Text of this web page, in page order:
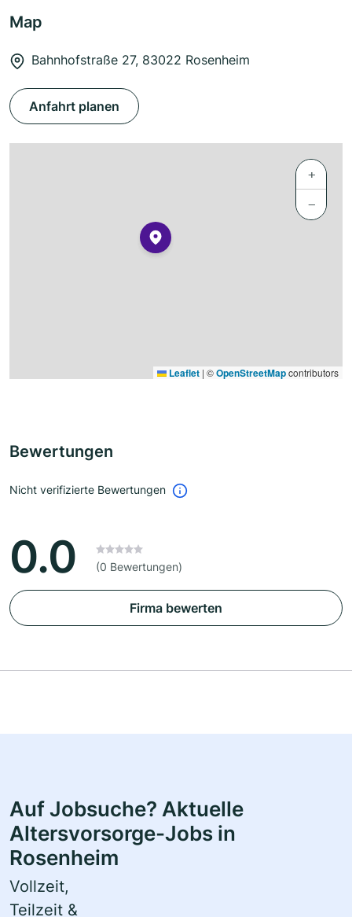
Map
Bahnhofstraße 27, 83022 Rosenheim
Anfahrt planen
+
−
Leaflet | ©OpenStreetMapcontributors
Bewertungen
Nicht verifizierte Bewertungen
0.0 (0 Bewertungen)
Firma bewerten
Auf Jobsuche? Aktuelle
Altersvorsorge-Jobs in
Rosenheim
Vollzeit,
Teilzeit &